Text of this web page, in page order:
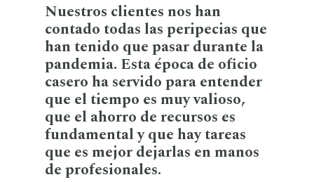
Nuestros clientes nos han
contado todas las peripecias que
han tenido que pasar durante la
pandemia. Esta época de oficio
casero ha servido para entender
que el tiempo es muy valioso,
que el ahorro de recursos es
fundamental y que hay tareas
que es mejor dejarlas en manos
de profesionales.